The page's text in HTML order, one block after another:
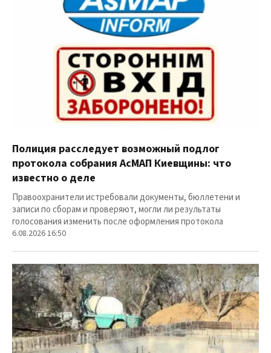
Полиция расследует возможный подлог
протокола собрания АсМАП Киевщины: что
известно о деле
Правоохранители истребовали документы, бюллетени и
записи по сборам и проверяют, могли ли результаты
голосования изменить после оформления протокола
6.08.2026 16:50